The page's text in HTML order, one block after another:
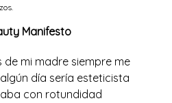
Manifesto
de mi madre siempre me
día sería esteticista
con rotundidad